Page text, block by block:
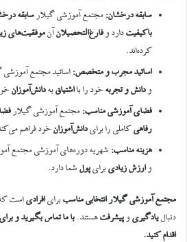
سابقه درخشان: مجتمع آموزشی گیلار سابقه
باکیفیتدارد و فارغ‌التحصیلانآنموفقیت‌های
کرده‌اند.
اساتید مجرب و متخصص: اساتید مجتمع آموزشی
و دانش و تجربهخود را بااشتیاقبهدانش‌آموزان
فضای آموزشی مناسب: مجتمع آموزشی گیلار
رفاهیکاملی را برایدانش‌آموزانخود فراهم
هزینه مناسب: شهریه دوره‌های آموزشی مجتمع
وارزش زیادیبرایپول شما دارد.
مجتمع آموزشی گیلار انتخابی مناسببرایافرادیاست
دنبالیادگیری و پیشرفتهستند. با ما تماس بگیرید و
اقدام کنید.